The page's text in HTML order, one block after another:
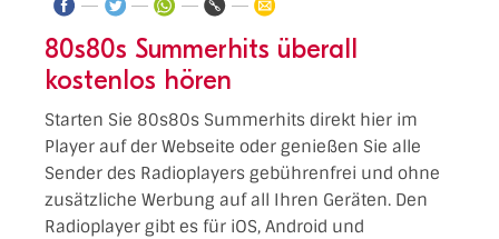
80s80s Summerhits überall
kostenlos hören
Starten Sie 80s80s Summerhits direkt hier im
Player auf der Webseite oder genießen Sie alle
Sender des Radioplayers gebührenfrei und ohne
zusätzliche Werbung auf all Ihren Geräten. Den
Radioplayer gibt es für iOS, Android und